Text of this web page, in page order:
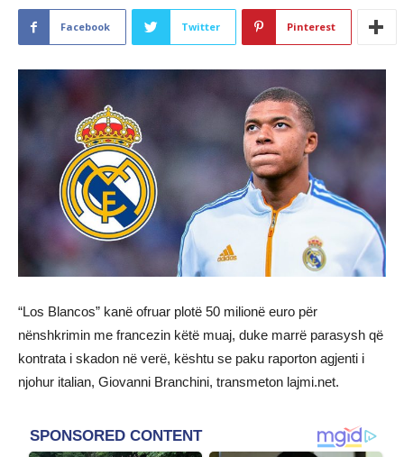
Facebook Twitter Pinterest
“Los Blancos” kanë ofruar plotë 50 milionë euro për
nënshkrimin me francezin këtë muaj, duke marrë parasysh që
kontrata i skadon në verë, kështu se paku raporton agjenti i
njohur italian, Giovanni Branchini, transmeton lajmi.net.